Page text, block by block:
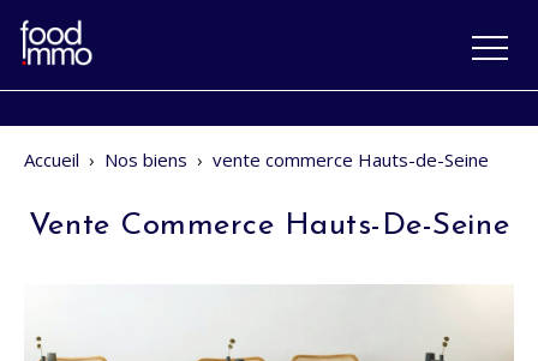
Accueil › Nos biens › vente commerce Hauts-de-Seine
Vente Commerce Hauts-De-Seine